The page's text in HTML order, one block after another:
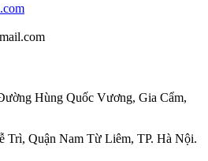
Hùng Quốc Vương, Gia Cẩm,
Trì, Quận Nam Từ Liêm, TP. Hà Nội.